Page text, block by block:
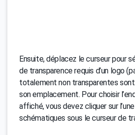
Ensuite, déplacez le curseur pour
de transparence requis d’un logo
totalement non transparentes
son emplacement. Pour choisir
affiché, vous devez cliquer sur
schématiques sous le curseur de